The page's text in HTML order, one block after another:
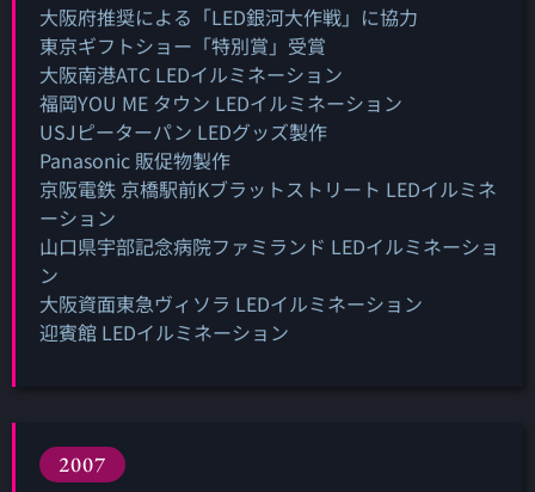
大阪府推奨による「LED銀河大作戦」に協力
東京ギフトショー「特別賞」受賞
大阪南港ATC LEDイルミネーション
福岡YOU ME タウン LEDイルミネーション
USJピーターパン LEDグッズ製作
Panasonic 販促物製作
京阪電鉄 京橋駅前Kブラットストリート LEDイルミネ
ーション
山口県宇部記念病院ファミランド LEDイルミネーショ
ン
大阪資面東急ヴィソラ LEDイルミネーション
迎賓館 LEDイルミネーション
2007